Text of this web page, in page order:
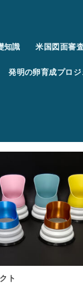
知識 米国図面審
発明の卵育成プロジ